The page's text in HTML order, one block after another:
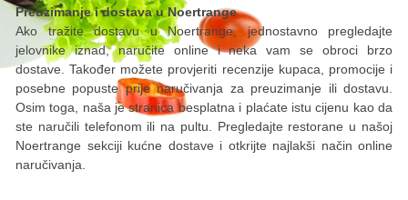
Preuzimanje i dostava u Noertrange
Ako tražite dostavu u Noertrange, jednostavno pregledajte
jelovnike iznad, naručite online i neka vam se obroci brzo
dostave. Također možete provjeriti recenzije kupaca, promocije i
posebne popuste prije naručivanja za preuzimanje ili dostavu.
Osim toga, naša je stranica besplatna i plaćate istu cijenu kao da
ste naručili telefonom ili na pultu. Pregledajte restorane u našoj
Noertrange sekciji kućne dostave i otkrijte najlakši način online
naručivanja.